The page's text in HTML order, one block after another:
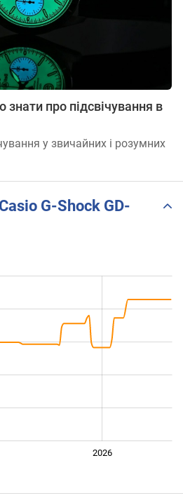
про підсвічування в
у звичайних і розумних
G-Shock GD-
2026